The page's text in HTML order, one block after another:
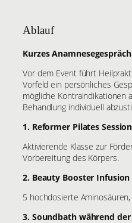
Ablauf
Kurzes Anamnesegespräch
Vor dem Event führt
Vorfeld ein persönliches
mögliche Kontraindikationen
Behandlung individuell
1. Reformer Pilates Session
Aktivierende Klasse zur
Vorbereitung des Körpers.
2. Beauty Booster Infusion
5 hochdosierte
3. Soundbath während